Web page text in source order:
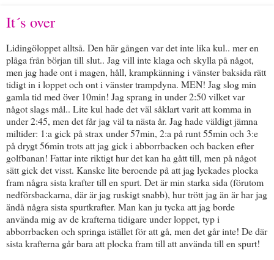
It´s over
Lidingöloppet alltså. Den här gången var det inte lika kul.. mer en
plåga från början till slut.. Jag vill inte klaga och skylla på något,
men jag hade ont i magen, håll, krampkänning i vänster baksida rätt
tidigt in i loppet och ont i vänster trampdyna. MEN! Jag slog min
gamla tid med över 10min! Jag sprang in under 2:50 vilket var
något slags mål.. Lite kul hade det väl såklart varit att komma in
under 2:45, men det får jag väl ta nästa år. Jag hade väldigt jämna
miltider: 1:a gick på strax under 57min, 2:a på runt 55min och 3:e
på drygt 56min trots att jag gick i abborrbacken och backen efter
golfbanan! Fattar inte riktigt hur det kan ha gått till, men på något
sätt gick det visst. Kanske lite beroende på att jag lyckades plocka
fram några sista krafter till en spurt. Det är min starka sida (förutom
nedförsbackarna, där är jag ruskigt snabb), hur trött jag än är har jag
ändå några sista spurtkrafter. Man kan ju tycka att jag borde
använda mig av de krafterna tidigare under loppet, typ i
abborrbacken och springa istället för att gå, men det går inte! De där
sista krafterna går bara att plocka fram till att använda till en spurt!